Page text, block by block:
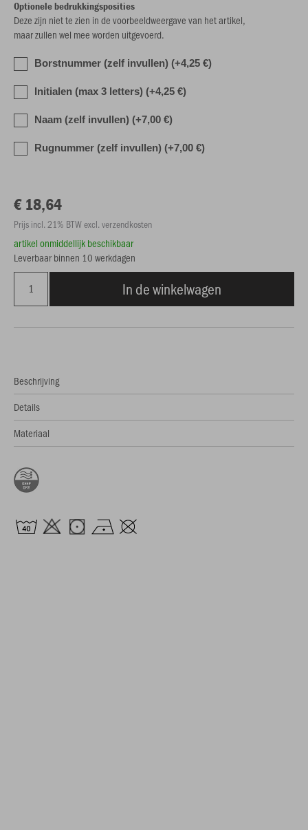
Optionele bedrukkingsposities
Deze zijn niet te zien in de voorbeeldweergave van het artikel,
maar zullen wel mee worden uitgevoerd.
Borstnummer (zelf invullen) (+4,25 €)
Initialen (max 3 letters) (+4,25 €)
Naam (zelf invullen) (+7,00 €)
Rugnummer (zelf invullen) (+7,00 €)
€ 18,64
Prijs incl. 21% BTW excl. verzendkosten
artikel onmiddellijk beschikbaar
Leverbaar binnen 10 werkdagen
In de winkelwagen
Beschrijving
Details
Materiaal